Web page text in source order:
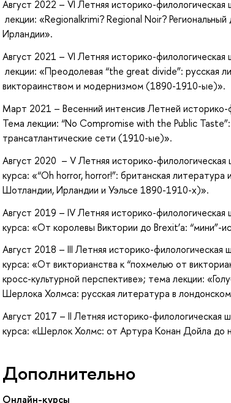
Август 2022 – VI Летняя историко-
лекции: «Regionalkrimi? Regional Noir?
Ирландии».
Август 2021 – VI Летняя историко-
лекции: «Преодолевая “the great divide”: русская
виктораинством и модернизмом (1890-1910-ые)».
Март 2021 – Весенний интенсив Летней историко-
Тема лекции: “No Compromise with the Public
трансатлантические сети (1910-ые)».
Август 2020 – V Летняя историко-
курса: «“Oh horror, horror!”: британская литература
Шотландии, Ирландии и Уэльсе 1890-1910-х)».
Август 2019 – IV Летняя историко-
курса: «От королевы Виктории до Brexit’а: “мини”-
Август 2018 – III Летняя историко-
курса: «От викторианства к “похмелью от
кросс-культурной перспективе»; тема лекции:
Шерлока Холмса: русская литература в
Август 2017 – II Летняя историко-филологическая
курса: «Шерлок Холмс: от Артура Конан Дойла до
Дополнительно
Онлайн-курсы